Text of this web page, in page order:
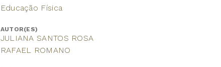
Educação Física
AUTOR(ES)
JULIANA SANTOS ROSA
RAFAEL ROMANO